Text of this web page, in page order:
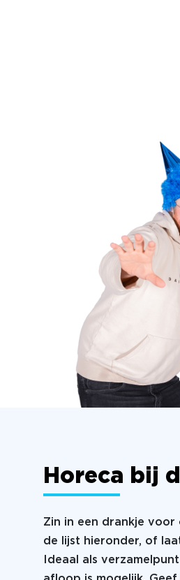
Horeca bij
Zin in een drankje voor
de lijst hieronder, of
Ideaal als